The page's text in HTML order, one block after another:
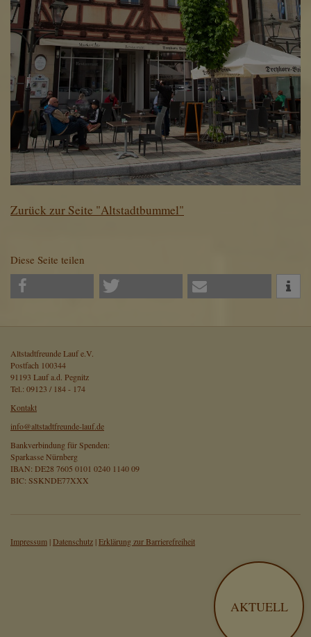
Zurück zur Seite "Altstadtbummel"
Diese Seite teilen
Altstadtfreunde Lauf e.V.
Postfach 100344
91193 Lauf a.d. Pegnitz
Tel.: 09123 / 184 - 174
Kontakt
info@altstadtfreunde-lauf.de
Bankverbindung für Spenden:
Sparkasse Nürnberg
IBAN: DE28 7605 0101 0240 1140 09
BIC: SSKNDE77XXX
Impressum | Datenschutz |Erklärung zur Barrierefreiheit
AKTUELL